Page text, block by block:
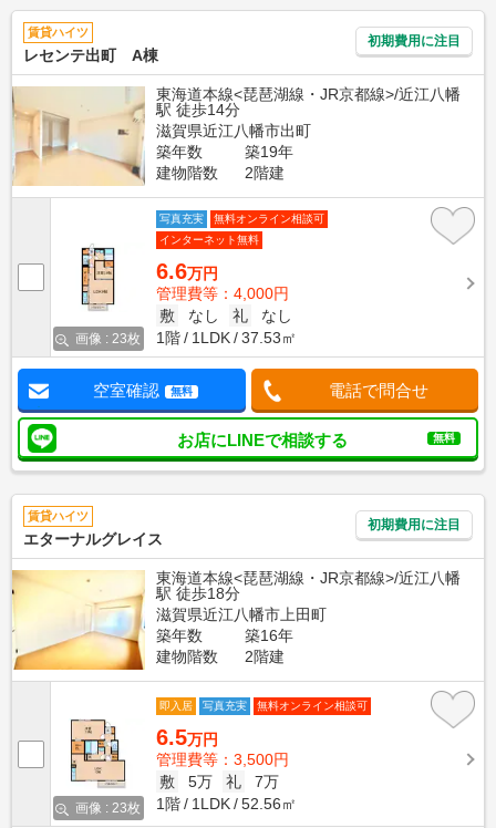
賃貸ハイツ
レセンテ出町 A棟
初期費用に注目
東海道本線<琵琶湖線・JR京都線>/近江八幡
駅 徒歩14分
滋賀県近江八幡市出町
築年数
築19年
建物階数
2階建
画像 : 23枚
写真充実
無料オンライン相談可
インターネット無料
6.6万円
管理費等：4,000円
敷
なし 礼
なし
1階
1LDK 37.53㎡
空室確認 無料 電話で問合せ
お店にLINEで相談する 無料
賃貸ハイツ
エターナルグレイス
初期費用に注目
東海道本線<琵琶湖線・JR京都線>/近江八幡
駅 徒歩18分
滋賀県近江八幡市上田町
築年数
築16年
建物階数
2階建
画像 : 23枚
即入居 写真充実 無料オンライン相談可
6.5万円
管理費等：3,500円
敷
5万 礼
7万
1階
1LDK 52.56㎡